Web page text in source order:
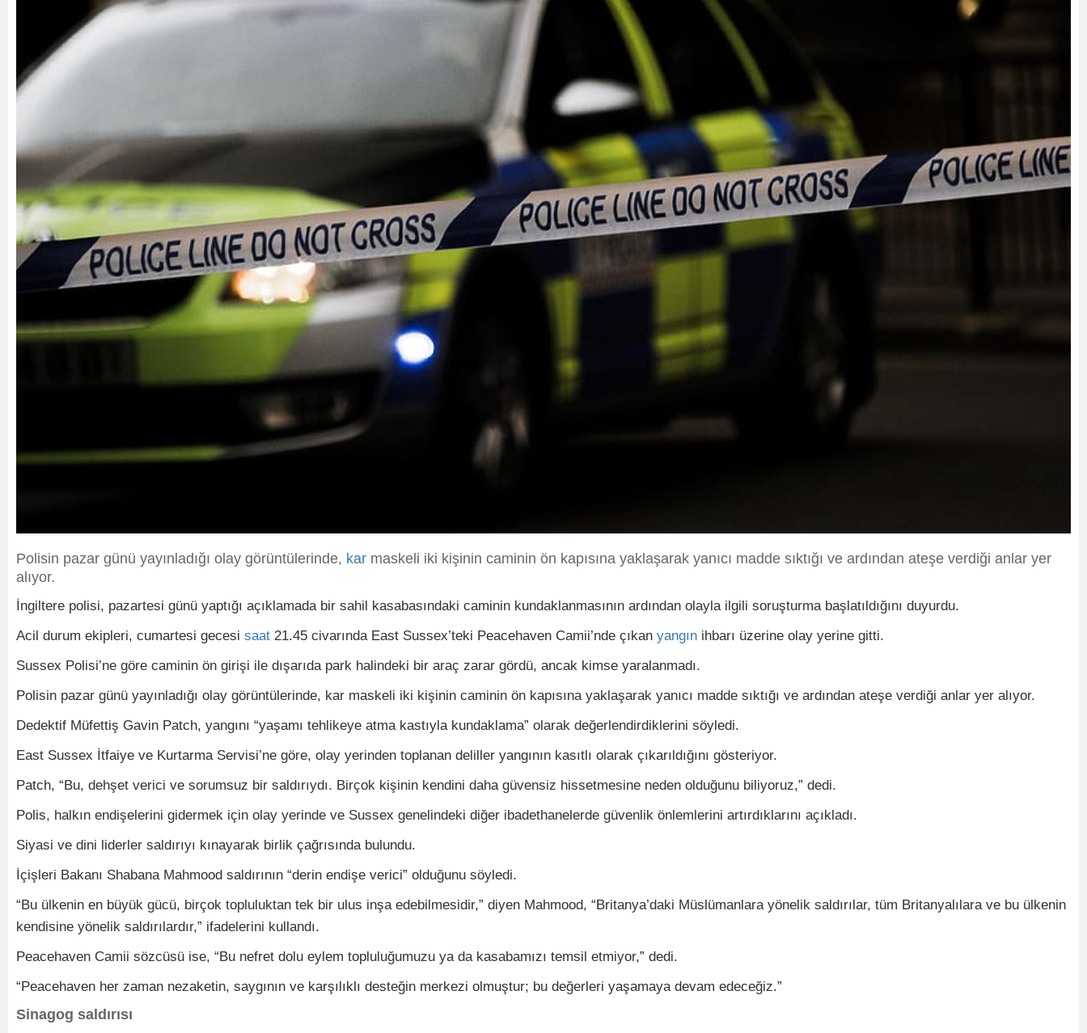
Polisin pazar günü yayınladığı olay görüntülerinde, kar maskeli iki kişinin caminin ön kapısına yaklaşarak yanıcı madde sıktığı ve ardından ateşe verdiği anlar yer
alıyor.
İngiltere polisi, pazartesi günü yaptığı açıklamada bir sahil kasabasındaki caminin kundaklanmasının ardından olayla ilgili soruşturma başlatıldığını duyurdu.
Acil durum ekipleri, cumartesi gecesi saat 21.45 civarında East Sussex’teki Peacehaven Camii’nde çıkan yangın ihbarı üzerine olay yerine gitti.
Sussex Polisi’ne göre caminin ön girişi ile dışarıda park halindeki bir araç zarar gördü, ancak kimse yaralanmadı.
Polisin pazar günü yayınladığı olay görüntülerinde, kar maskeli iki kişinin caminin ön kapısına yaklaşarak yanıcı madde sıktığı ve ardından ateşe verdiği anlar yer alıyor.
Dedektif Müfettiş Gavin Patch, yangını “yaşamı tehlikeye atma kastıyla kundaklama” olarak değerlendirdiklerini söyledi.
East Sussex İtfaiye ve Kurtarma Servisi’ne göre, olay yerinden toplanan deliller yangının kasıtlı olarak çıkarıldığını gösteriyor.
Patch, “Bu, dehşet verici ve sorumsuz bir saldırıydı. Birçok kişinin kendini daha güvensiz hissetmesine neden olduğunu biliyoruz,” dedi.
Polis, halkın endişelerini gidermek için olay yerinde ve Sussex genelindeki diğer ibadethanelerde güvenlik önlemlerini artırdıklarını açıkladı.
Siyasi ve dini liderler saldırıyı kınayarak birlik çağrısında bulundu.
İçişleri Bakanı Shabana Mahmood saldırının “derin endişe verici” olduğunu söyledi.
“Bu ülkenin en büyük gücü, birçok topluluktan tek bir ulus inşa edebilmesidir,” diyen Mahmood, “Britanya’daki Müslümanlara yönelik saldırılar, tüm Britanyalılara ve bu ülkenin
kendisine yönelik saldırılardır,” ifadelerini kullandı.
Peacehaven Camii sözcüsü ise, “Bu nefret dolu eylem topluluğumuzu ya da kasabamızı temsil etmiyor,” dedi.
“Peacehaven her zaman nezaketin, saygının ve karşılıklı desteğin merkezi olmuştur; bu değerleri yaşamaya devam edeceğiz.”
Sinagog saldırısı